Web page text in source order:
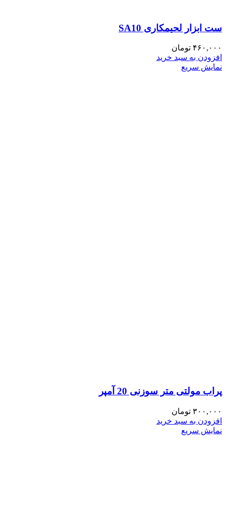
ست ابزار لحیمکاری SA10
۴۶۰,۰۰۰ تومان
افزودن به سبد خرید
نمایش سریع
پراب مولتی متر سوزنی 20 آمپر
۳۰۰,۰۰۰ تومان
افزودن به سبد خرید
نمایش سریع